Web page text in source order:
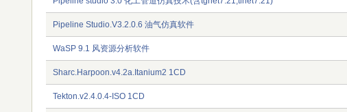
Pipeline Studio.V3.2.0.6 油气仿真软件
WaSP 9.1 风资源分析软件
Sharc.Harpoon.v4.2a.Itanium2 1CD
Tekton.v2.4.0.4-ISO 1CD